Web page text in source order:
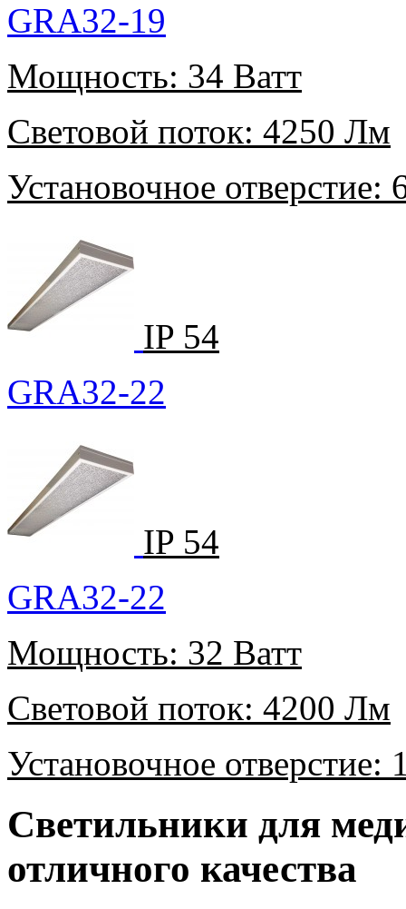
GRA32-19
Мощность: 34 Ватт
Световой поток: 4250 Лм
Установочное отверстие:
IP 54
GRA32-22
IP 54
GRA32-22
Мощность: 32 Ватт
Световой поток: 4200 Лм
Установочное отверстие:
Светильники для
отличного качества